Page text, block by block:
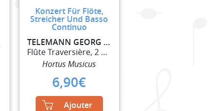
Konzert Für Flöte,
Streicher Und Basso
Continuo
TELEMANN GEORG PHILIPP
Flûte Traversière, 2 Violons et Basse Continue
Hortus Musicus
6,90€
Ajouter